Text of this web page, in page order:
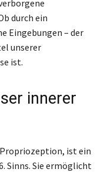
durch ein
Eingebungen – der
unserer
ist.
innerer
ist ein
Sinns. Sie ermöglicht